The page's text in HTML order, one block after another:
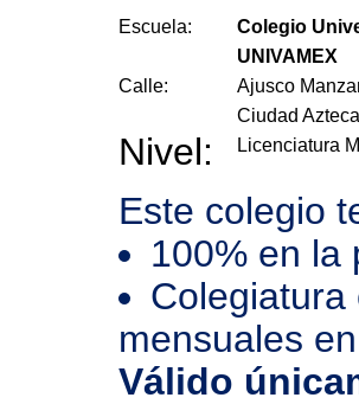
Escuela:
Colegio
UNIVAMEX
Calle:
Ajusco
Ciudad
Nivel: Licenciatura
Este colegio
100% en la
mensuales
Válido